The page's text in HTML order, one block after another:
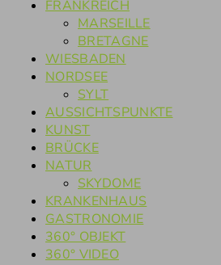
FRANKREICH
MARSEILLE
BRETAGNE
WIESBADEN
NORDSEE
SYLT
AUSSICHTSPUNKTE
KUNST
BRÜCKE
NATUR
SKYDOME
KRANKENHAUS
GASTRONOMIE
360° OBJEKT
360° VIDEO